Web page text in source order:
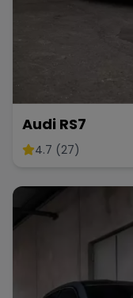
Audi RS7
4.7 (27)